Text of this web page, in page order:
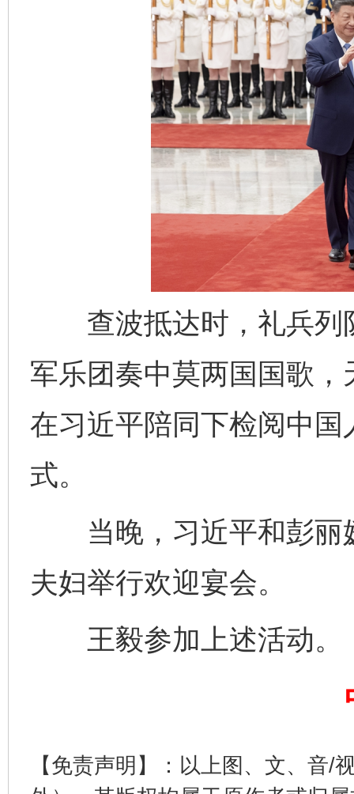
查波抵达时，礼兵列
军乐团奏中莫两国国歌
在习近平陪同下检阅中
式。
当晚，习近平和彭丽
夫妇举行欢迎宴会。
王毅参加上述活动。
【免责声明】：以上图、文、音/
完善运行机制助力责任有效落实